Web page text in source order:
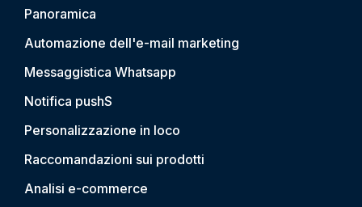
Panoramica
Automazione dell'e-mail marketing
Messaggistica Whatsapp
Notifica pushS
Personalizzazione in loco
Raccomandazioni sui prodotti
Analisi e-commerce